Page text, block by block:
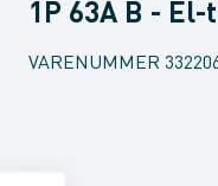
1P 63A B -
VARENUMMER